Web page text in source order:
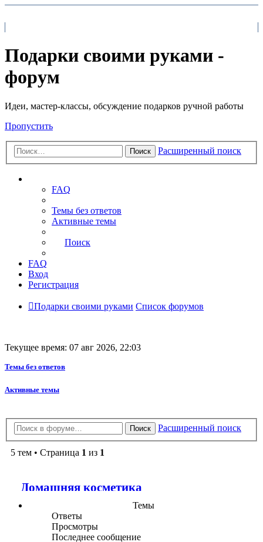
Подарки своими руками -
форум
Идеи, мастер-классы, обсуждение подарков ручной работы
Пропустить
Поиск Расширенный поиск
FAQ
Темы без ответов
Активные темы
Поиск
FAQ
Вход
Регистрация
Подарки своими руками Список форумов
Текущее время: 07 авг 2026, 22:03
Темы без ответов
Активные темы
Поиск Расширенный поиск
5 тем • Страница 1 из 1
Домашняя косметика
Темы
Ответы
Просмотры
Последнее сообщение